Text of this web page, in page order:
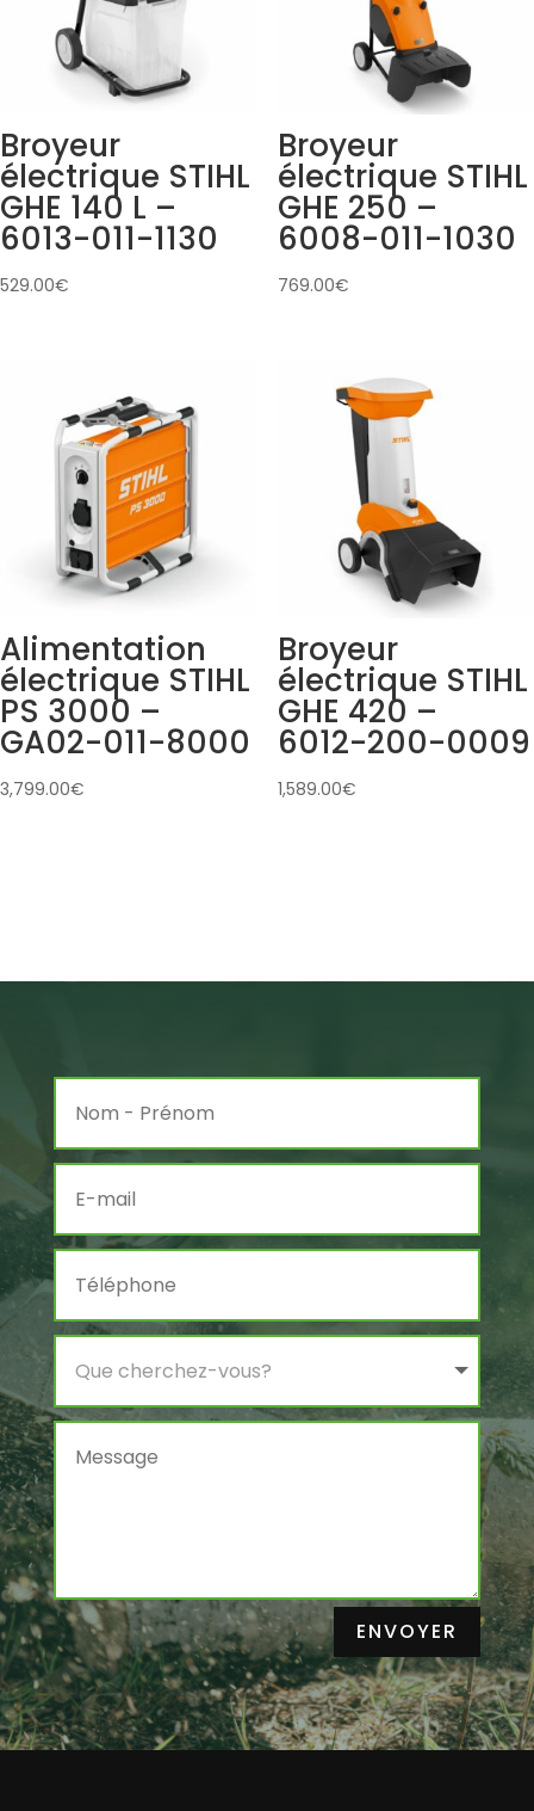
Broyeur
électrique STIHL
GHE 140 L –
6013-011-1130
529.00€
Broyeur
électrique STIHL
GHE 250 –
6008-011-1030
769.00€
Alimentation
électrique STIHL
PS 3000 –
GA02-011-8000
3,799.00€
Broyeur
électrique STIHL
GHE 420 –
6012-200-0009
1,589.00€
ENVOYER